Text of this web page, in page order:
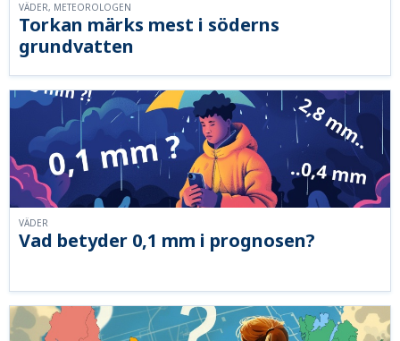
Torkan märks mest i söderns
grundvatten
VÄDER, METEOROLOGEN
Vad betyder 0,1 mm i prognosen?
VÄDER